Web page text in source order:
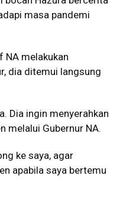
masa pandemi
NA melakukan
dia ditemui langsung
Dia ingin menyerahkan
melalui Gubernur NA.
ke saya, agar
apabila saya bertemu